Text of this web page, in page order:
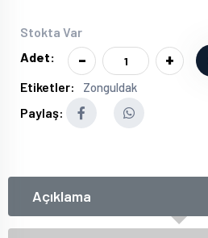
Stokta Var
Adet:
- +
Etiketler: Zonguldak
Paylaş:
Açıklama